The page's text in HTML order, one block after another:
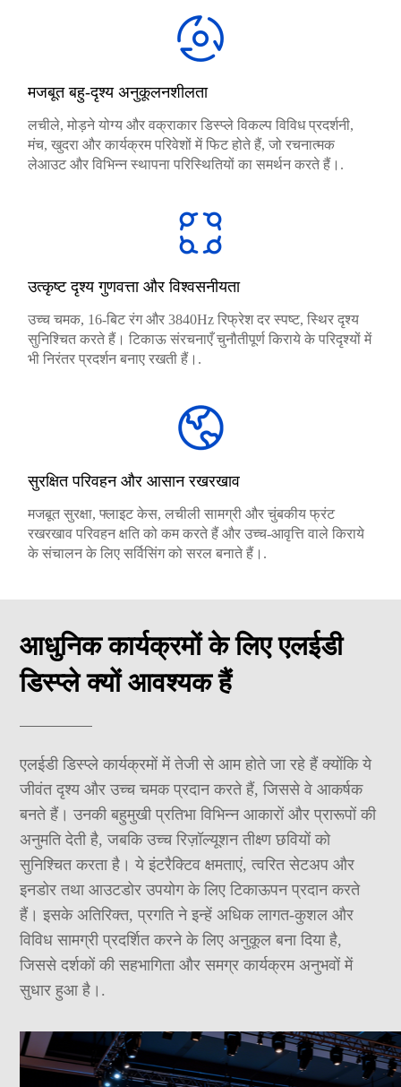
मजबूत बहु-दृश्य अनुकूलनशीलता
लचीले, मोड़ने योग्य और वक्राकार डिस्प्ले विकल्प विविध प्रदर्शनी,
मंच, खुदरा और कार्यक्रम परिवेशों में फिट होते हैं, जो रचनात्मक
लेआउट और विभिन्न स्थापना परिस्थितियों का समर्थन करते हैं।.
उत्कृष्ट दृश्य गुणवत्ता और विश्वसनीयता
उच्च चमक, 16-बिट रंग और 3840Hz रिफ्रेश दर स्पष्ट, स्थिर दृश्य
सुनिश्चित करते हैं। टिकाऊ संरचनाएँ चुनौतीपूर्ण किराये के परिदृश्यों में
भी निरंतर प्रदर्शन बनाए रखती हैं।.
सुरक्षित परिवहन और आसान रखरखाव
मजबूत सुरक्षा, फ्लाइट केस, लचीली सामग्री और चुंबकीय फ्रंट
रखरखाव परिवहन क्षति को कम करते हैं और उच्च-आवृत्ति वाले किराये
के संचालन के लिए सर्विसिंग को सरल बनाते हैं।.
आधुनिक कार्यक्रमों के लिए एलईडी
डिस्प्ले क्यों आवश्यक हैं
एलईडी डिस्प्ले कार्यक्रमों में तेजी से आम होते जा रहे हैं क्योंकि ये
जीवंत दृश्य और उच्च चमक प्रदान करते हैं, जिससे वे आकर्षक
बनते हैं। उनकी बहुमुखी प्रतिभा विभिन्न आकारों और प्रारूपों की
अनुमति देती है, जबकि उच्च रिज़ॉल्यूशन तीक्ष्ण छवियों को
सुनिश्चित करता है। ये इंटरैक्टिव क्षमताएं, त्वरित सेटअप और
इनडोर तथा आउटडोर उपयोग के लिए टिकाऊपन प्रदान करते
हैं। इसके अतिरिक्त, प्रगति ने इन्हें अधिक लागत-कुशल और
विविध सामग्री प्रदर्शित करने के लिए अनुकूल बना दिया है,
जिससे दर्शकों की सहभागिता और समग्र कार्यक्रम अनुभवों में
सुधार हुआ है।.